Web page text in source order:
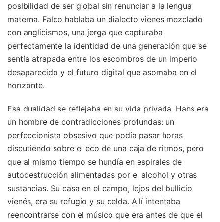
posibilidad de ser global sin renunciar a la lengua
materna. Falco hablaba un dialecto vienes mezclado
con anglicismos, una jerga que capturaba
perfectamente la identidad de una generación que se
sentía atrapada entre los escombros de un imperio
desaparecido y el futuro digital que asomaba en el
horizonte.
Esa dualidad se reflejaba en su vida privada. Hans era
un hombre de contradicciones profundas: un
perfeccionista obsesivo que podía pasar horas
discutiendo sobre el eco de una caja de ritmos, pero
que al mismo tiempo se hundía en espirales de
autodestrucción alimentadas por el alcohol y otras
sustancias. Su casa en el campo, lejos del bullicio
vienés, era su refugio y su celda. Allí intentaba
reencontrarse con el músico que era antes de que el